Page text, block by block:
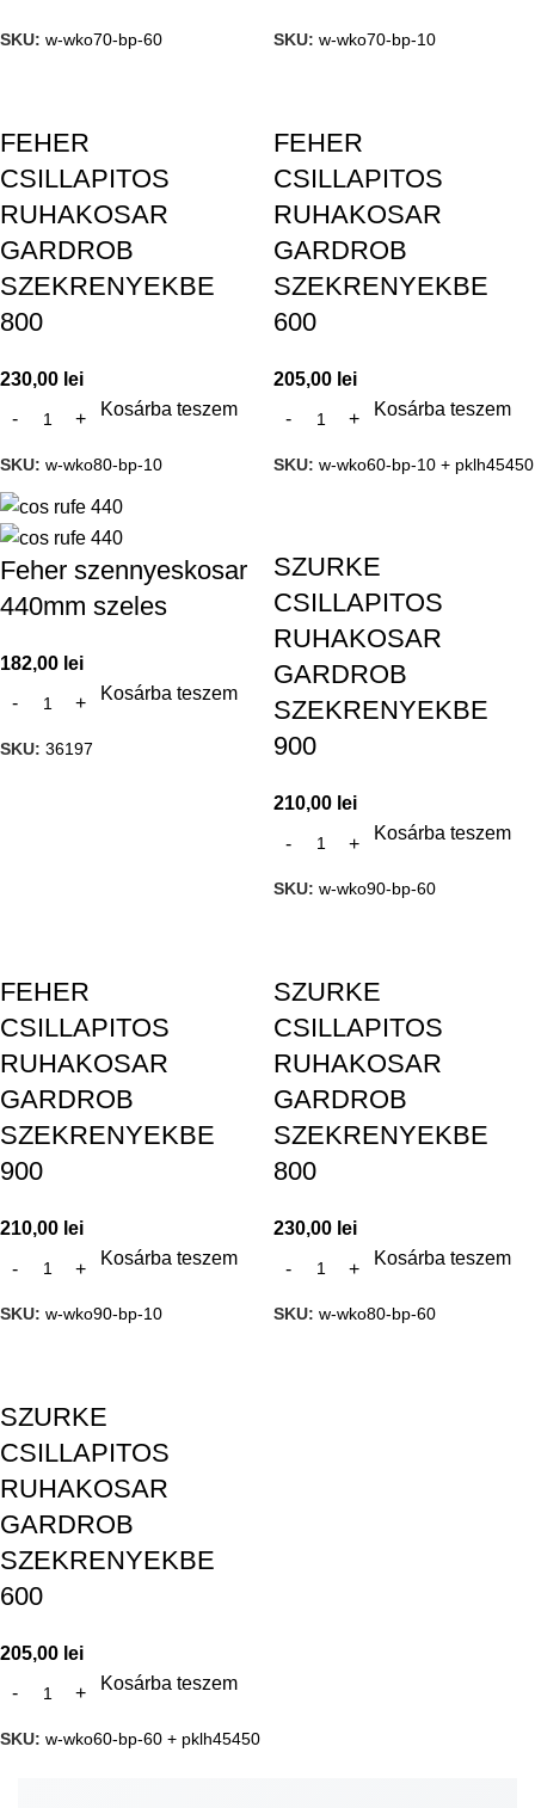
SKU: w-wko70-bp-60 SKU: w-wko70-bp-10
FEHER
CSILLAPITOS
RUHAKOSAR
GARDROB
SZEKRENYEKBE
800
230,00 lei
Kosárba teszem
SKU: w-wko80-bp-10
FEHER
CSILLAPITOS
RUHAKOSAR
GARDROB
SZEKRENYEKBE
600
205,00 lei
Kosárba teszem
SKU: w-wko60-bp-10 + pklh45450
Feher szennyeskosar
440mm szeles
182,00 lei
Kosárba teszem
SKU: 36197
SZURKE
CSILLAPITOS
RUHAKOSAR
GARDROB
SZEKRENYEKBE
900
210,00 lei
Kosárba teszem
SKU: w-wko90-bp-60
FEHER
CSILLAPITOS
RUHAKOSAR
GARDROB
SZEKRENYEKBE
900
210,00 lei
Kosárba teszem
SKU: w-wko90-bp-10
SZURKE
CSILLAPITOS
RUHAKOSAR
GARDROB
SZEKRENYEKBE
800
230,00 lei
Kosárba teszem
SKU: w-wko80-bp-60
SZURKE
CSILLAPITOS
RUHAKOSAR
GARDROB
SZEKRENYEKBE
600
205,00 lei
Kosárba teszem
SKU: w-wko60-bp-60 + pklh45450